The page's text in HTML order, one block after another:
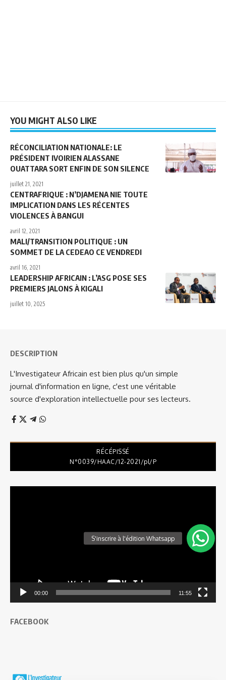
YOU MIGHT ALSO LIKE
RÉCONCILIATION NATIONALE: LE
PRÉSIDENT IVOIRIEN ALASSANE
OUATTARA SORT ENFIN DE SON SILENCE
juillet 21, 2021
CENTRAFRIQUE : N’DJAMENA NIE TOUTE
IMPLICATION DANS LES RÉCENTES
VIOLENCES À BANGUI
avril 12, 2021
MALI/TRANSITION POLITIQUE : UN
SOMMET DE LA CEDEAO CE VENDREDI
avril 16, 2021
LEADERSHIP AFRICAIN : L’ASG POSE SES
PREMIERS JALONS À KIGALI
juillet 10, 2025
DESCRIPTION
L'Investigateur Africain est bien plus qu'un simple
journal d'information en ligne, c'est une véritable
source d'exploration intellectuelle pour ses lecteurs.
RÉCÉPISSÉ
N°0039/HAAC/12-2021/pl/P
00:00 11:55
FACEBOOK